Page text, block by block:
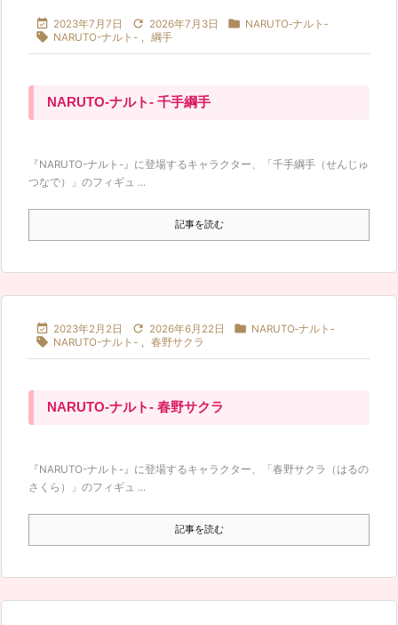
 2023年7月7日  2026年7月3日  NARUTO‐ナルト‐
 NARUTO-ナルト- , 綱手
NARUTO-ナルト- 千手綱手
『NARUTO-ナルト-』に登場するキャラクター、「千手綱手（せんじゅ
つなで）」のフィギュ ...
記事を読む
 2023年2月2日  2026年6月22日  NARUTO‐ナルト‐
 NARUTO-ナルト- , 春野サクラ
NARUTO-ナルト- 春野サクラ
『NARUTO-ナルト-』に登場するキャラクター、「春野サクラ（はるの
さくら）」のフィギュ ...
記事を読む